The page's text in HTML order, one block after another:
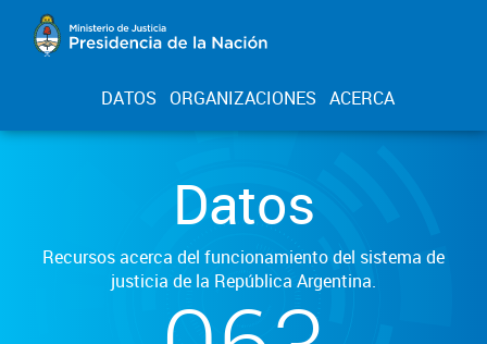
DATOS ORGANIZACIONES ACERCA
Datos
Recursos acerca del funcionamiento del sistema de
justicia de la República Argentina.